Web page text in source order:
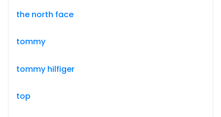
the north face
tommy
tommy hilfiger
top